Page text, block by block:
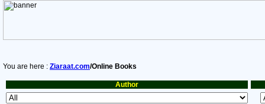
You are here : Ziaraat.com/Online Books
Author